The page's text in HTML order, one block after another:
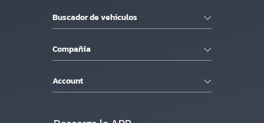
Buscador de vehiculos
Compañía
Account